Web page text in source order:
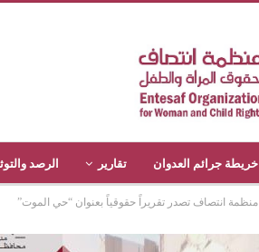
خريطة جرائم العدوان تقارير الرصد
منظمة انتصاف تصدر تقريراً حقوقياً بعنوان “حي الموت”